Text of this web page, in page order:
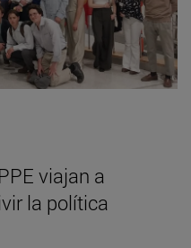
viajan a
la política